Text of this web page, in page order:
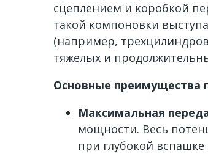
сцеплением и коробкой
такой компоновки
(например,
тяжелых и
Основные преимущества
Максимальная
мощности. Весь
при глубокой